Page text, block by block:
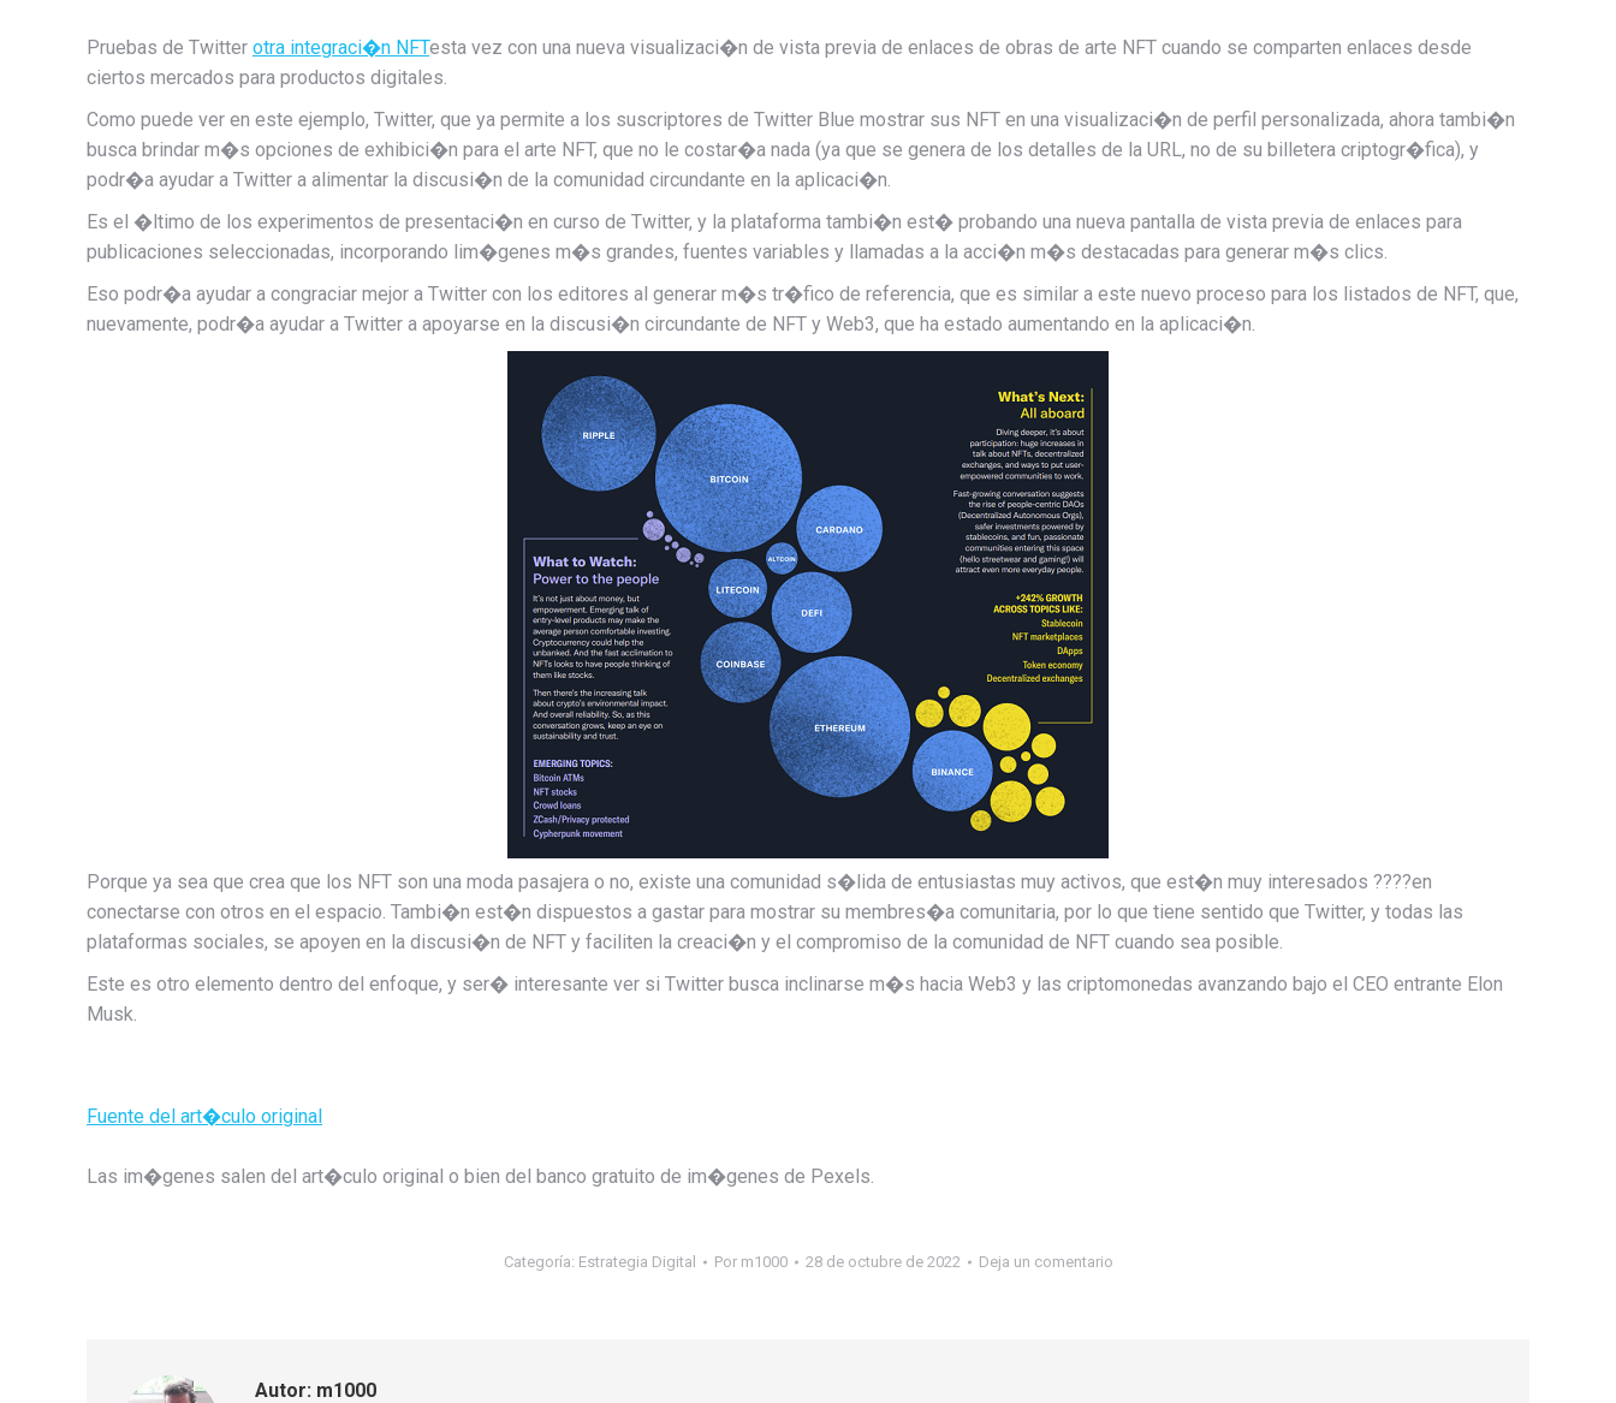
Pruebas de Twitter otra integraci�n NFTesta vez con una nueva visualizaci�n de vista previa de enlaces de obras de arte NFT cuando se comparten enlaces desde
ciertos mercados para productos digitales.
Como puede ver en este ejemplo, Twitter, que ya permite a los suscriptores de Twitter Blue mostrar sus NFT en una visualizaci�n de perfil personalizada, ahora tambi�n
busca brindar m�s opciones de exhibici�n para el arte NFT, que no le costar�a nada (ya que se genera de los detalles de la URL, no de su billetera criptogr�fica), y
podr�a ayudar a Twitter a alimentar la discusi�n de la comunidad circundante en la aplicaci�n.
Es el �ltimo de los experimentos de presentaci�n en curso de Twitter, y la plataforma tambi�n est� probando una nueva pantalla de vista previa de enlaces para
publicaciones seleccionadas, incorporando lim�genes m�s grandes, fuentes variables y llamadas a la acci�n m�s destacadas para generar m�s clics.
Eso podr�a ayudar a congraciar mejor a Twitter con los editores al generar m�s tr�fico de referencia, que es similar a este nuevo proceso para los listados de NFT, que,
nuevamente, podr�a ayudar a Twitter a apoyarse en la discusi�n circundante de NFT y Web3, que ha estado aumentando en la aplicaci�n.
Porque ya sea que crea que los NFT son una moda pasajera o no, existe una comunidad s�lida de entusiastas muy activos, que est�n muy interesados ????en
conectarse con otros en el espacio. Tambi�n est�n dispuestos a gastar para mostrar su membres�a comunitaria, por lo que tiene sentido que Twitter, y todas las
plataformas sociales, se apoyen en la discusi�n de NFT y faciliten la creaci�n y el compromiso de la comunidad de NFT cuando sea posible.
Este es otro elemento dentro del enfoque, y ser� interesante ver si Twitter busca inclinarse m�s hacia Web3 y las criptomonedas avanzando bajo el CEO entrante Elon
Musk.
Fuente del art�culo original
Las im�genes salen del art�culo original o bien del banco gratuito de im�genes de Pexels.
Categoría: Estrategia Digital Por m1000 28 de octubre de 2022 Deja un comentario
Autor: m1000